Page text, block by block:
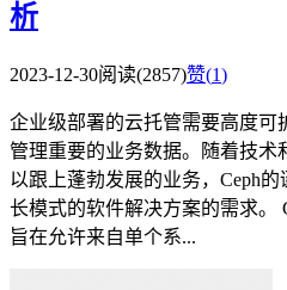
析
2023-12-30阅读(2857)赞(1)
企业级部署的云托管需要高度可
管理重要的业务数据。随着技
以跟上蓬勃发展的业务，Ceph
长模式的软件解决方案的需求。
旨在允许来自单个系...